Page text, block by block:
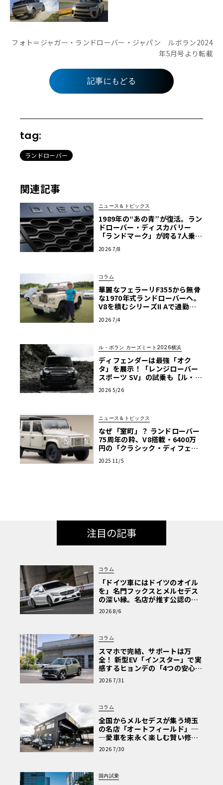
フォト＝ジャガー・ランドローバー・ジャパン ルボラン2024
年5月号より転載
記事にもどる
tag:
ランドローバー
関連記事
ニュース＆トピックス
1989年の“あの青”が復活。ラン
ドローバー・ディスカバリー
「ランドマーク」が誇る7人乗り
2026 7/8
コラム
華麗なフェラーリF355から無骨
な1970年式ランドローバーへ。
V8を積むシリーズII Aで通勤す
2026 7/4
ル・ボラン カーズミート2026横浜
ディフェンダーは最強「オク
タ」を展示！「レンジローバー
スポーツ SV」の試乗も【ル・ボ
2026 5/26
ニュース＆トピックス
なぜ「室町」？ ランドローバー
75周年の粋、V8搭載・6400万
円の「クラシック・ディフェン
2025 11/5
注目の記事
コラム
「ドイツ車にはドイツのオイル
を」名門フックスとメルセデス
の深い縁。名店が推す公認の安
心と、Cクラスで味わうシルキー
な走り〈PR〉
2026 8/6
コラム
スマホで完結、サポートは万
全！ 新型EV「インスター」で実
感するヒョンデの「4つの安心」
【第1回・ヒョンデ6つの疑問：
Why? Hyundai?】〈PR〉
2026 7/31
コラム
全国からメルセデスが集う埼玉
の名店「オートフィールド」─
─愛車を末永く楽しむ賢い修理
術と、プロがフックス製オイル
を選ぶ理由〈PR〉
2026 7/30
国内試乗